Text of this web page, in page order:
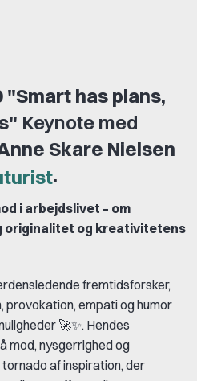
"Smart has plans,
Keynote med
Skare Nielsen
.
i arbejdslivet – om
originalitet og kreativitetens
fremtidsforsker,
provokation, empati og humor
🚀✨. Hendes
nysgerrighed og
af inspiration, der